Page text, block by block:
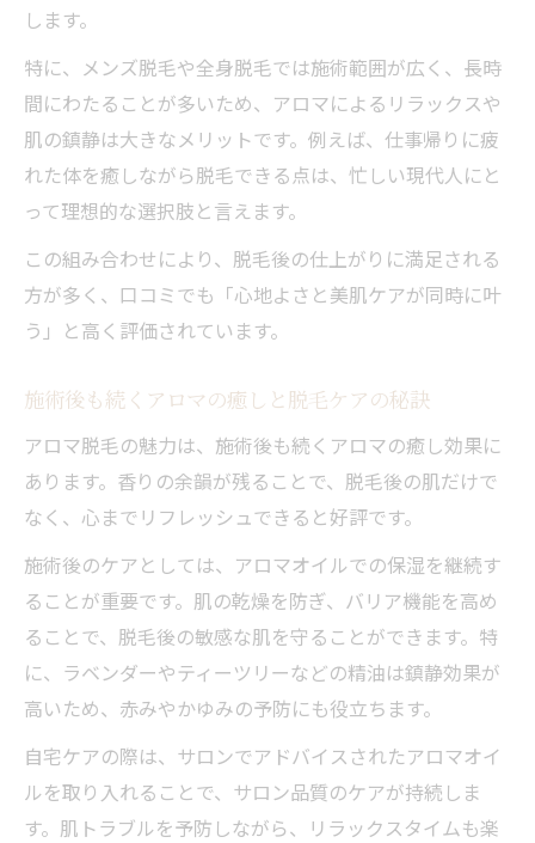
します。
特に、メンズ脱毛や全身脱毛では施術範囲が広く、長時
間にわたることが多いため、アロマによるリラックスや
肌の鎮静は大きなメリットです。例えば、仕事帰りに疲
れた体を癒しながら脱毛できる点は、忙しい現代人にと
って理想的な選択肢と言えます。
この組み合わせにより、脱毛後の仕上がりに満足される
方が多く、口コミでも「心地よさと美肌ケアが同時に叶
う」と高く評価されています。
施術後も続くアロマの癒しと脱毛ケアの秘訣
アロマ脱毛の魅力は、施術後も続くアロマの癒し効果に
あります。香りの余韻が残ることで、脱毛後の肌だけで
なく、心までリフレッシュできると好評です。
施術後のケアとしては、アロマオイルでの保湿を継続す
ることが重要です。肌の乾燥を防ぎ、バリア機能を高め
ることで、脱毛後の敏感な肌を守ることができます。特
に、ラベンダーやティーツリーなどの精油は鎮静効果が
高いため、赤みやかゆみの予防にも役立ちます。
自宅ケアの際は、サロンでアドバイスされたアロマオイ
ルを取り入れることで、サロン品質のケアが持続しま
す。肌トラブルを予防しながら、リラックスタイムも楽